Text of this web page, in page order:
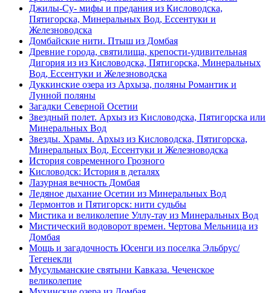
Джилы-Су- мифы и предания из Кисловодска,
Пятигорска, Минеральных Вод, Ессентуки и
Железноводска
Домбайские нити. Птыш из Домбая
Древние города, святилища, крепости-удивительная
Дигория из из Кисловодска, Пятигорска, Минеральных
Вод, Ессентуки и Железноводска
Дуккинские озера из Архыза, поляны Романтик и
Лунной поляны
Загадки Северной Осетии
Звездный полет. Архыз из Кисловодска, Пятигорска или
Минеральных Вод
Звезды. Храмы. Архыз из Кисловодска, Пятигорска,
Минеральных Вод, Ессентуки и Железноводска
История современного Грозного
Кисловодск: История в деталях
Лазурная вечность Домбая
Ледяное дыхание Осетии из Минеральных Вод
Лермонтов и Пятигорск: нити судьбы
Мистика и великолепие Уллу-тау из Минеральных Вод
Мистический водоворот времен. Чертова Мельница из
Домбая
Мощь и загадочность Юсенги из поселка Эльбрус/
Тегенекли
Мусульманские святыни Кавказа. Чеченское
великолепие